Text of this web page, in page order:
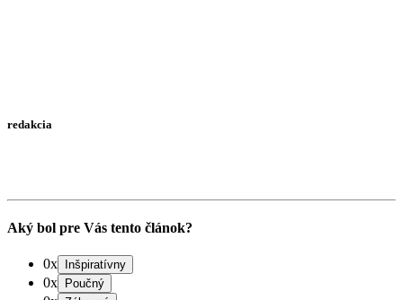
redakcia
Aký bol pre Vás tento článok?
0x
0x